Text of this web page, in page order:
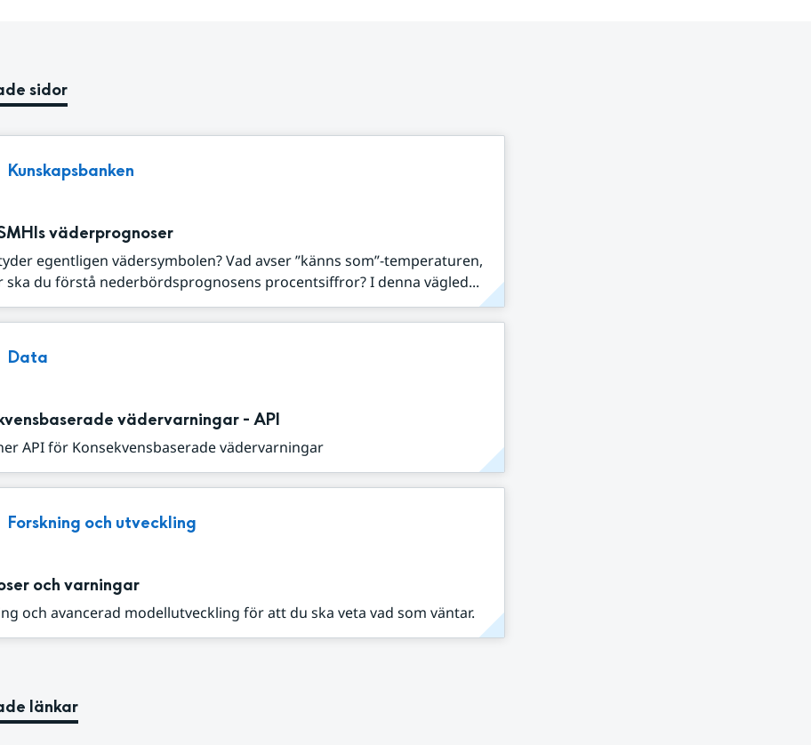
sidor
Kunskapsbanken
väderprognoser
egentligen vädersymbolen? Vad avser ”känns som”-temperaturen,
ska du förstå nederbördsprognosens procentsiffror? I denna vägled...
Data
vädervarningar - API
API för Konsekvensbaserade vädervarningar
Forskning och utveckling
och varningar
och avancerad modellutveckling för att du ska veta vad som väntar.
länkar